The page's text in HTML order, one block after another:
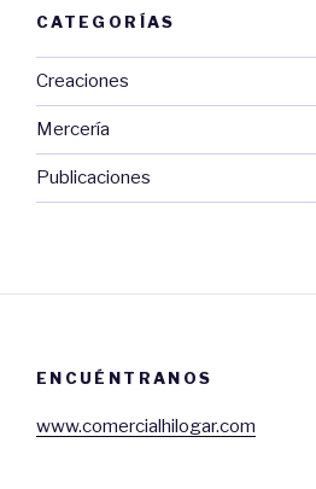
CATEGORÍAS
Creaciones
Mercería
Publicaciones
ENCUÉNTRANOS
www.comercialhilogar.com